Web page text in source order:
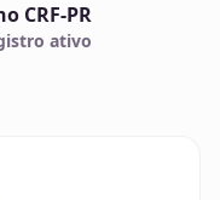
CRF-PR
ativo